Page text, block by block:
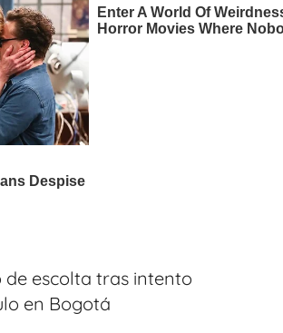
de escolta tras intento
en Bogotá